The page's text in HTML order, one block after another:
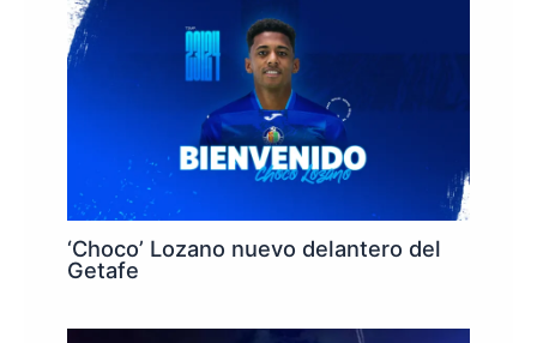
‘Choco’ Lozano nuevo delantero del
Getafe